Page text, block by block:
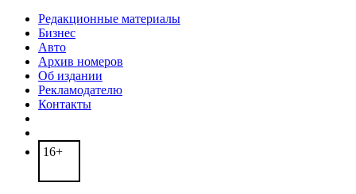
Редакционные материалы
Бизнес
Авто
Архив номеров
Об издании
Рекламодателю
Контакты
16+